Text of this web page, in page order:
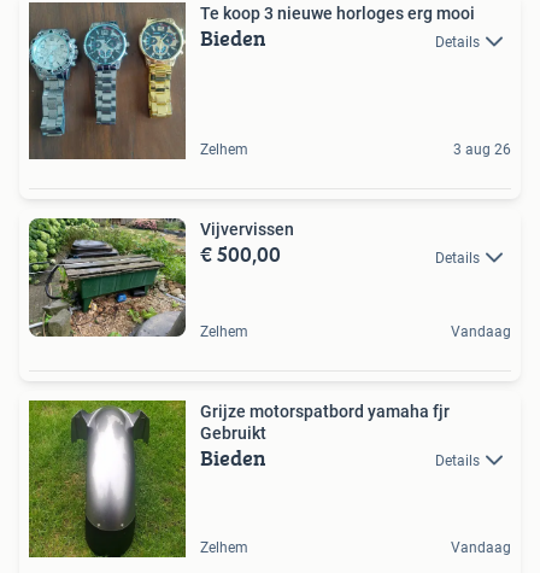
Te koop 3 nieuwe horloges erg mooi
Bieden Details
Zelhem 3 aug 26
Vijvervissen
€ 500,00 Details
Zelhem Vandaag
Grijze motorspatbord yamaha fjr
Gebruikt
Bieden Details
Zelhem Vandaag